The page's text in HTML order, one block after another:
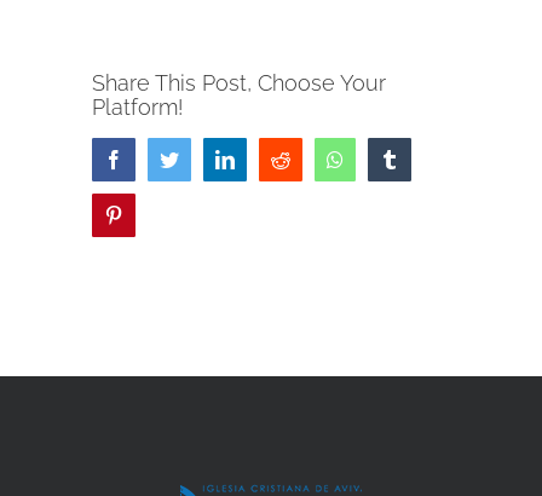
Share This Post, Choose Your
Platform!
FacebookTwitterLinkedInReddit Whatsapp